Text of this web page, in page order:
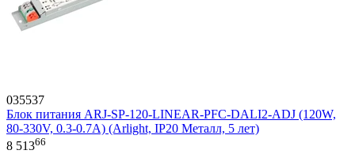
035537
Блок питания ARJ-SP-120-LINEAR-PFC-DALI2-ADJ (120W,
80-330V, 0.3-0.7A) (Arlight, IP20 Металл, 5 лет)
8 51366